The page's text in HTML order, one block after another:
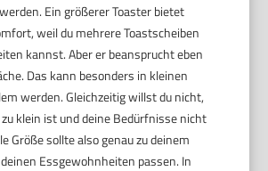
Ein größerer Toaster bietet
weil du mehrere Toastscheiben
kannst. Aber er beansprucht eben
Das kann besonders in kleinen
werden. Gleichzeitig willst du nicht,
klein ist und deine Bedürfnisse nicht
Größe sollte also genau zu deinem
Essgewohnheiten passen. In